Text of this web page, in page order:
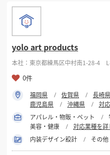
対応し、電気容量・給排水・ガス・
認します。判断材料を揃えたうえで
飲食店（居酒屋・カフェ・バー・焼
ニック・医院／オフィス・事務所／物
【対応業務】
物件探し・内覧同行／現地調査／
設備工事（電気・給排水・空調換気
種申請サポート／店舗の新築
居抜き・スケルトンいずれも対応。
ます。
yolo art products
本社：東京都練馬区中村南1-28-4
0件
福岡県 佐賀県 長崎県
鹿児島県
沖縄県
対
アパレル・物販・ペット
美容・健康
対応業種を詳
内装デザイン設計
その他